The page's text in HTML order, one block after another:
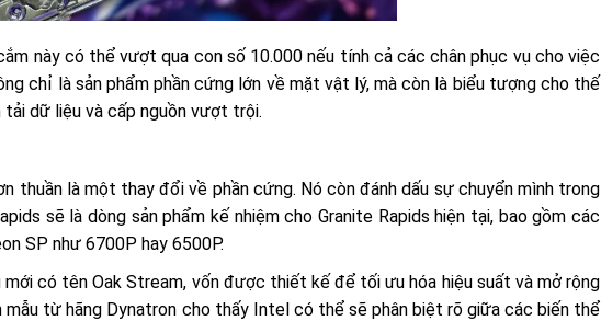
này có thể vượt qua con số 10.000 nếu tính cả các chân phục vụ cho việc
chỉ là sản phẩm phần cứng lớn về mặt vật lý, mà còn là biểu tượng cho thế
dữ liệu và cấp nguồn vượt trội.
thuần là một thay đổi về phần cứng. Nó còn đánh dấu sự chuyển mình trong
sẽ là dòng sản phẩm kế nhiệm cho Granite Rapids hiện tại, bao gồm các
SP như 6700P hay 6500P.
có tên Oak Stream, vốn được thiết kế để tối ưu hóa hiệu suất và mở rộng
mẫu từ hãng Dynatron cho thấy Intel có thể sẽ phân biệt rõ giữa các biến thể